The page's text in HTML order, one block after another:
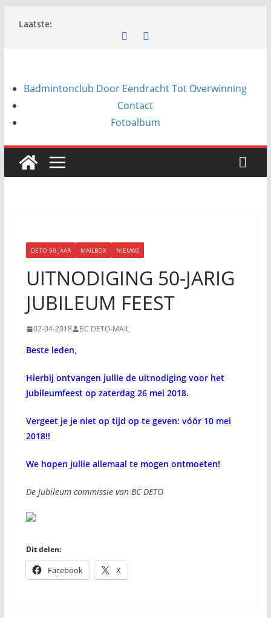
naar
Laatste:
Badmintonclub Door Eendracht Tot Overwinning
Contact
Fotoalbum
DETO 50 JAAR MAILBOX NIEUWS
UITNODIGING 50-JARIG
JUBILEUM FEEST
02-04-2018 BC DETO-MAIL
Beste leden,
Hierbij ontvangen jullie de uitnodiging voor het
Jubileumfeest op zaterdag 26 mei 2018.
Vergeet je je niet op tijd op te geven: vóór 10 mei
2018!!
We hopen juliie allemaal te mogen ontmoeten!
De Jubileum commissie van BC DETO
Dit delen:
Facebook X